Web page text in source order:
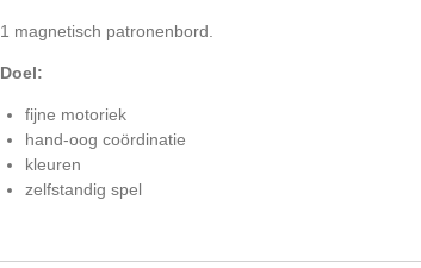
1 magnetisch patronenbord.
Doel:
fijne motoriek
hand-oog coördinatie
kleuren
zelfstandig spel